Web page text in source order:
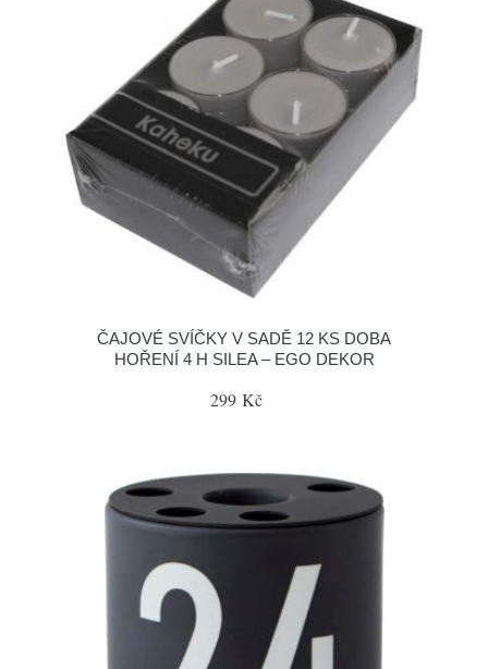
ČAJOVÉ SVÍČKY V SADĚ 12 KS DOBA
HOŘENÍ 4 H SILEA – EGO DEKOR
299 Kč